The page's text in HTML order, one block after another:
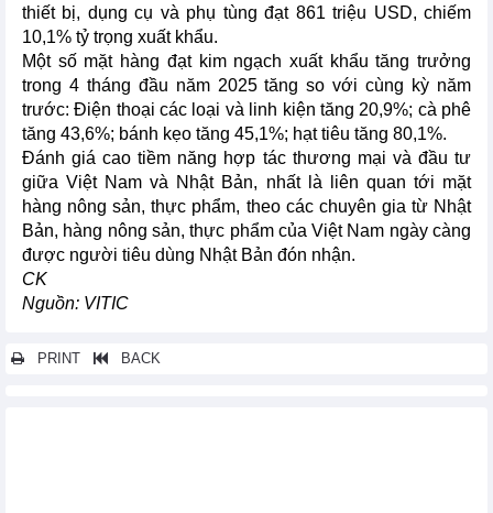
thiết bị, dụng cụ và phụ tùng đạt 861 triệu USD, chiếm
10,1% tỷ trọng xuất khẩu.
Một số mặt hàng đạt kim ngạch xuất khẩu tăng trưởng
trong 4 tháng đầu năm 2025 tăng so với cùng kỳ năm
trước: Điện thoại các loại và linh kiện tăng 20,9%; cà phê
tăng 43,6%; bánh kẹo tăng 45,1%; hạt tiêu tăng 80,1%.
Đánh giá cao tiềm năng hợp tác thương mại và đầu tư
giữa Việt Nam và Nhật Bản, nhất là liên quan tới mặt
hàng nông sản, thực phẩm, theo các chuyên gia từ Nhật
Bản, hàng nông sản, thực phẩm của Việt Nam ngày càng
được người tiêu dùng Nhật Bản đón nhận.
CK
Nguồn: VITIC
PRINT BACK